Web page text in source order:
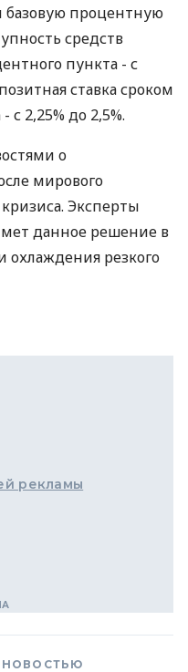
базовую процентную
средств
пункта - с
ставка сроком
с 2,25% до 2,5%.
о
мирового
Эксперты
данное решение в
резкого
рекламы
НОВОСТЬЮ